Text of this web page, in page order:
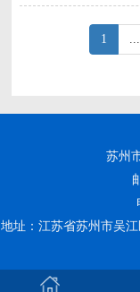
1
苏州
地址：江苏省苏州市吴